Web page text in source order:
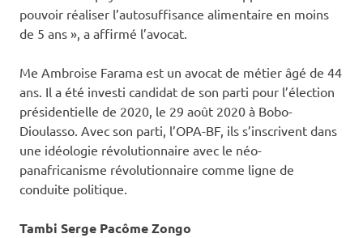
pouvoir réaliser l’autosuffisance alimentaire en moins
de 5 ans », a affirmé l’avocat.
Me Ambroise Farama est un avocat de métier âgé de 44
ans. Il a été investi candidat de son parti pour l’élection
présidentielle de 2020, le 29 août 2020 à Bobo-
Dioulasso. Avec son parti, l’OPA-BF, ils s’inscrivent dans
une idéologie révolutionnaire avec le néo-
panafricanisme révolutionnaire comme ligne de
conduite politique.
Tambi Serge Pacôme Zongo